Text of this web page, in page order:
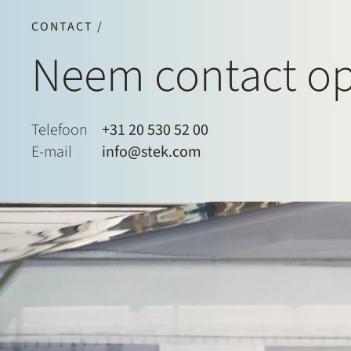
CONTACT /
Neem contact
Telefoon
+31 20 530 52 00
E-mail
info@stek.com